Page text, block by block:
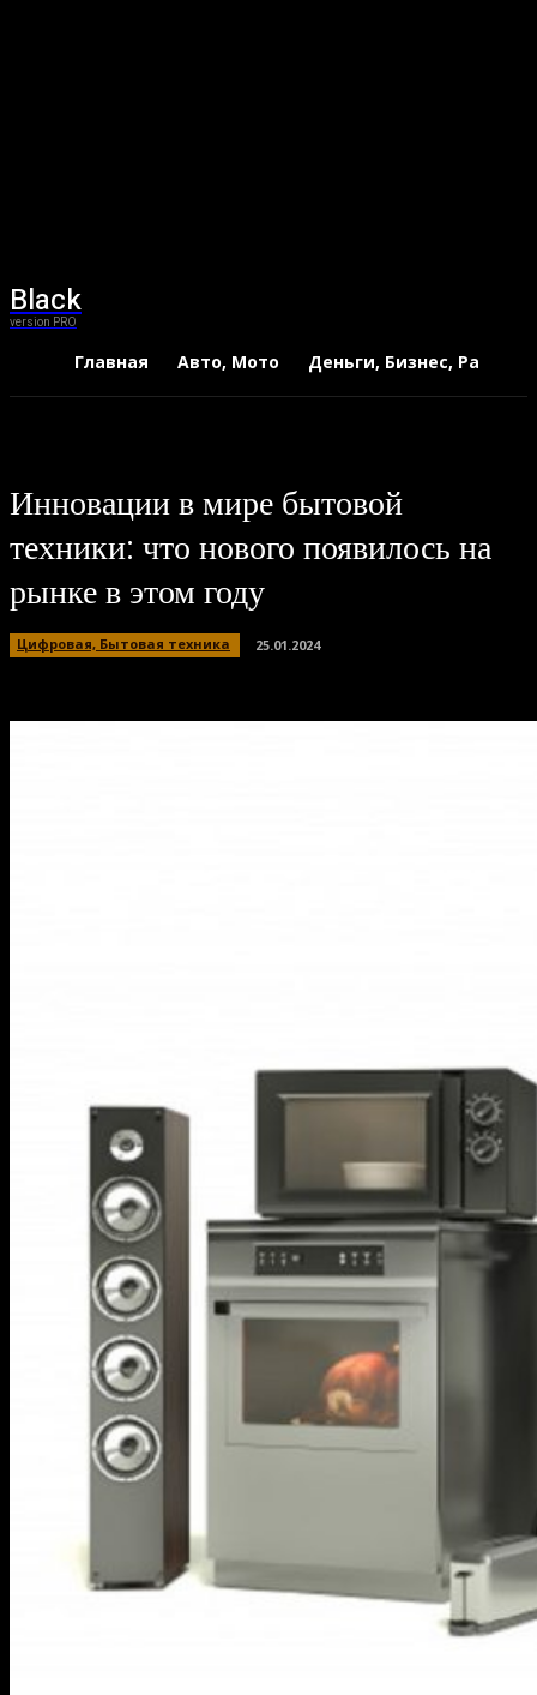
Black
version PRO
Главная Авто, Мото Деньги, Бизнес, Работа
Инновации в мире бытовой
техники: что нового появилось на
рынке в этом году
Цифровая, Бытовая техника 25.01.2024